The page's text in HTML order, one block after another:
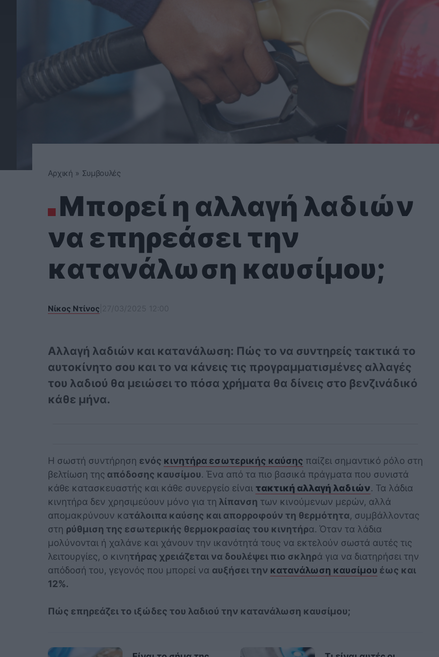
Αρχική » Συμβουλές
Μπορεί η αλλαγή λαδιών
να επηρεάσει την
κατανάλωση καυσίμου;
Νίκος Ντίνος
Αλλαγή λαδιών και κατανάλωση: Πώς το να συντηρείς τακτικά το
αυτοκίνητο σου και το να κάνεις τις προγραμματισμένες αλλαγές
του λαδιού θα μειώσει το πόσα χρήματα θα δίνεις στο βενζινάδικό
κάθε μήνα.
Η σωστή συντήρηση ενός κινητήρα εσωτερικής καύσης παίζει σημαντικό ρόλο στη
βελτίωση της απόδοσης καυσίμου. Ένα από τα πιο βασικά πράγματα που συνιστά
κάθε κατασκευαστής και κάθε συνεργείο είναι τακτική αλλαγή λαδιών. Τα λάδια
κινητήρα δεν χρησιμεύουν μόνο για τη λίπανση των κινούμενων μερών, αλλά
απομακρύνουν κατάλοιπα καύσης και απορροφούν τη θερμότητα, συμβάλλοντας
στη ρύθμιση της εσωτερικής θερμοκρασίας του κινητήρα. Όταν τα λάδια
μολύνονται ή χαλάνε και χάνουν την ικανότητά τους να εκτελούν σωστά αυτές τις
λειτουργίες, ο κινητήρας χρειάζεται να δουλέψει πιο σκληρά για να διατηρήσει την
απόδοσή του, γεγονός που μπορεί να αυξήσει την κατανάλωση καυσίμου έως και
12%.
Πώς επηρεάζει το ιξώδες του λαδιού την κατανάλωση καυσίμου;